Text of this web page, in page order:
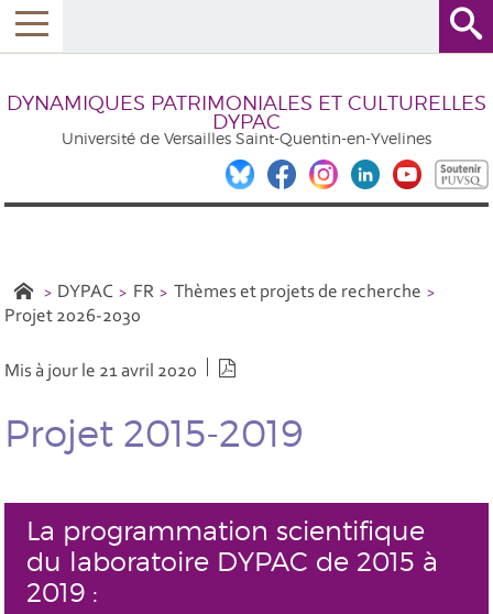
DYNAMIQUES PATRIMONIALES ET CULTURELLES
DYPAC
Université de Versailles Saint-Quentin-en-Yvelines
DYPAC FR
Thèmes et projets de recherche
Projet 2026-2030
Mis à jour le 21 avril 2020
Projet 2015-2019
La programmation scientifique
du laboratoire DYPAC de 2015 à
2019 :